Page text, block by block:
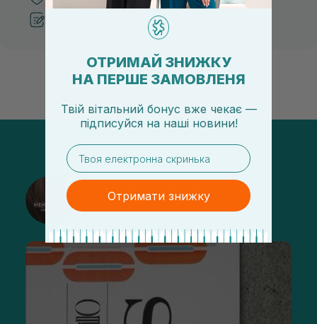
Рекомендації від косметологів
@sisters_stelmakh в Instagram
Підписатися
ОТРИМАЙ ЗНИЖКУ
НА ПЕРШЕ ЗАМОВЛЕНЯ
Твій вітальний бонус вже чекає —
підписуйся на наші новини!
email
Отримати знижку